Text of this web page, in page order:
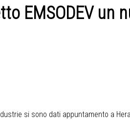
EMSODEV
si sono dati appuntamento a